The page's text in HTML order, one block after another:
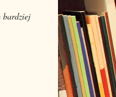
bardziej